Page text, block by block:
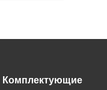
Комплектующие